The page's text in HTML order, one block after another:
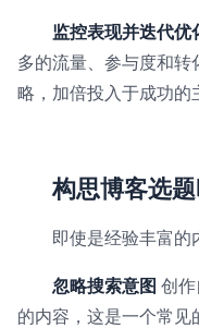
监控表现并迭代优
多的流量、参与度和
略，加倍投入于成功的
构思博客选
即使是经验丰富的
忽略搜索意图 创
的内容，这是一个常见